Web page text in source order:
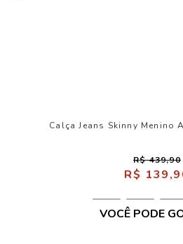
Calça Jeans Skinny Menino
R$ 439,90
R$
VOCÊ PODE